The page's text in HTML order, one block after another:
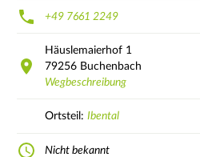
+49 7661 2249
Häuslemaierhof 1
79256 Buchenbach
Wegbeschreibung
Ortsteil: Ibental
Nicht bekannt